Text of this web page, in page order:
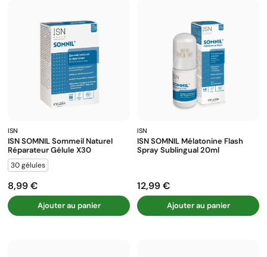
ISN
ISN SOMNIL Sommeil Naturel
Réparateur Gélule X30
30 gélules
Prix
8,99 €
Ajouter au panier
ISN
ISN SOMNIL Mélatonine Flash
Spray Sublingual 20ml
Prix
12,99 €
Ajouter au panier